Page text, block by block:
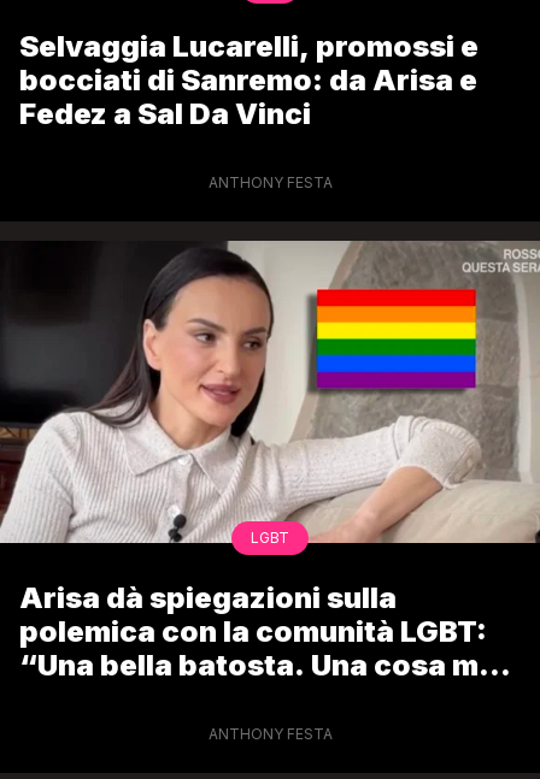
Selvaggia Lucarelli, promossi e
bocciati di Sanremo: da Arisa e
Fedez a Sal Da Vinci
ANTHONY FESTA
LGBT
Arisa dà spiegazioni sulla
polemica con la comunità LGBT:
“Una bella batosta. Una cosa me
ANTHONY FESTA